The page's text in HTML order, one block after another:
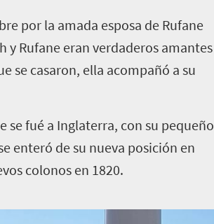
por la amada esposa de Rufane
y Rufane eran verdaderos amantes
se casaron, ella acompañó a su
se fué a Inglaterra, con su pequeño
enteró de su nueva posición en
colonos en 1820.